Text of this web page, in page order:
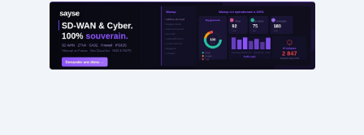
Ce logiciel cible les architectes
d’automatisation industrielle, les équipes
d’opérations ...